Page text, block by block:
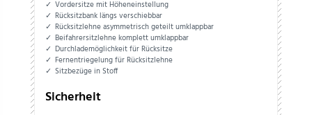
Vordersitze mit Höheneinstellung
Rücksitzbank längs verschiebbar
Rücksitzlehne asymmetrisch geteilt umklappbar
Beifahrersitzlehne komplett umklappbar
Durchlademöglichkeit für Rücksitze
Fernentriegelung für Rücksitzlehne
Sitzbezüge in Stoff
Sicherheit